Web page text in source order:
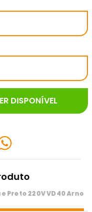
Preto 220V VD40 Arno